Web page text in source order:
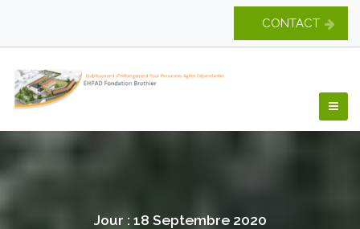
content
CONTACT
Brothier
Jour : 18 Septembre 2020